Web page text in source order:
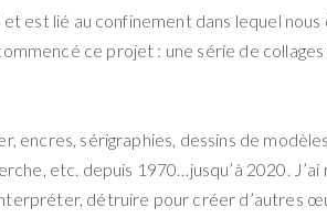
est lié au confinement dans lequel
ce projet : une série de
encres, sérigraphies, dessins de
etc. depuis 1970…jusqu’à 2020.
détruire pour créer d’autres